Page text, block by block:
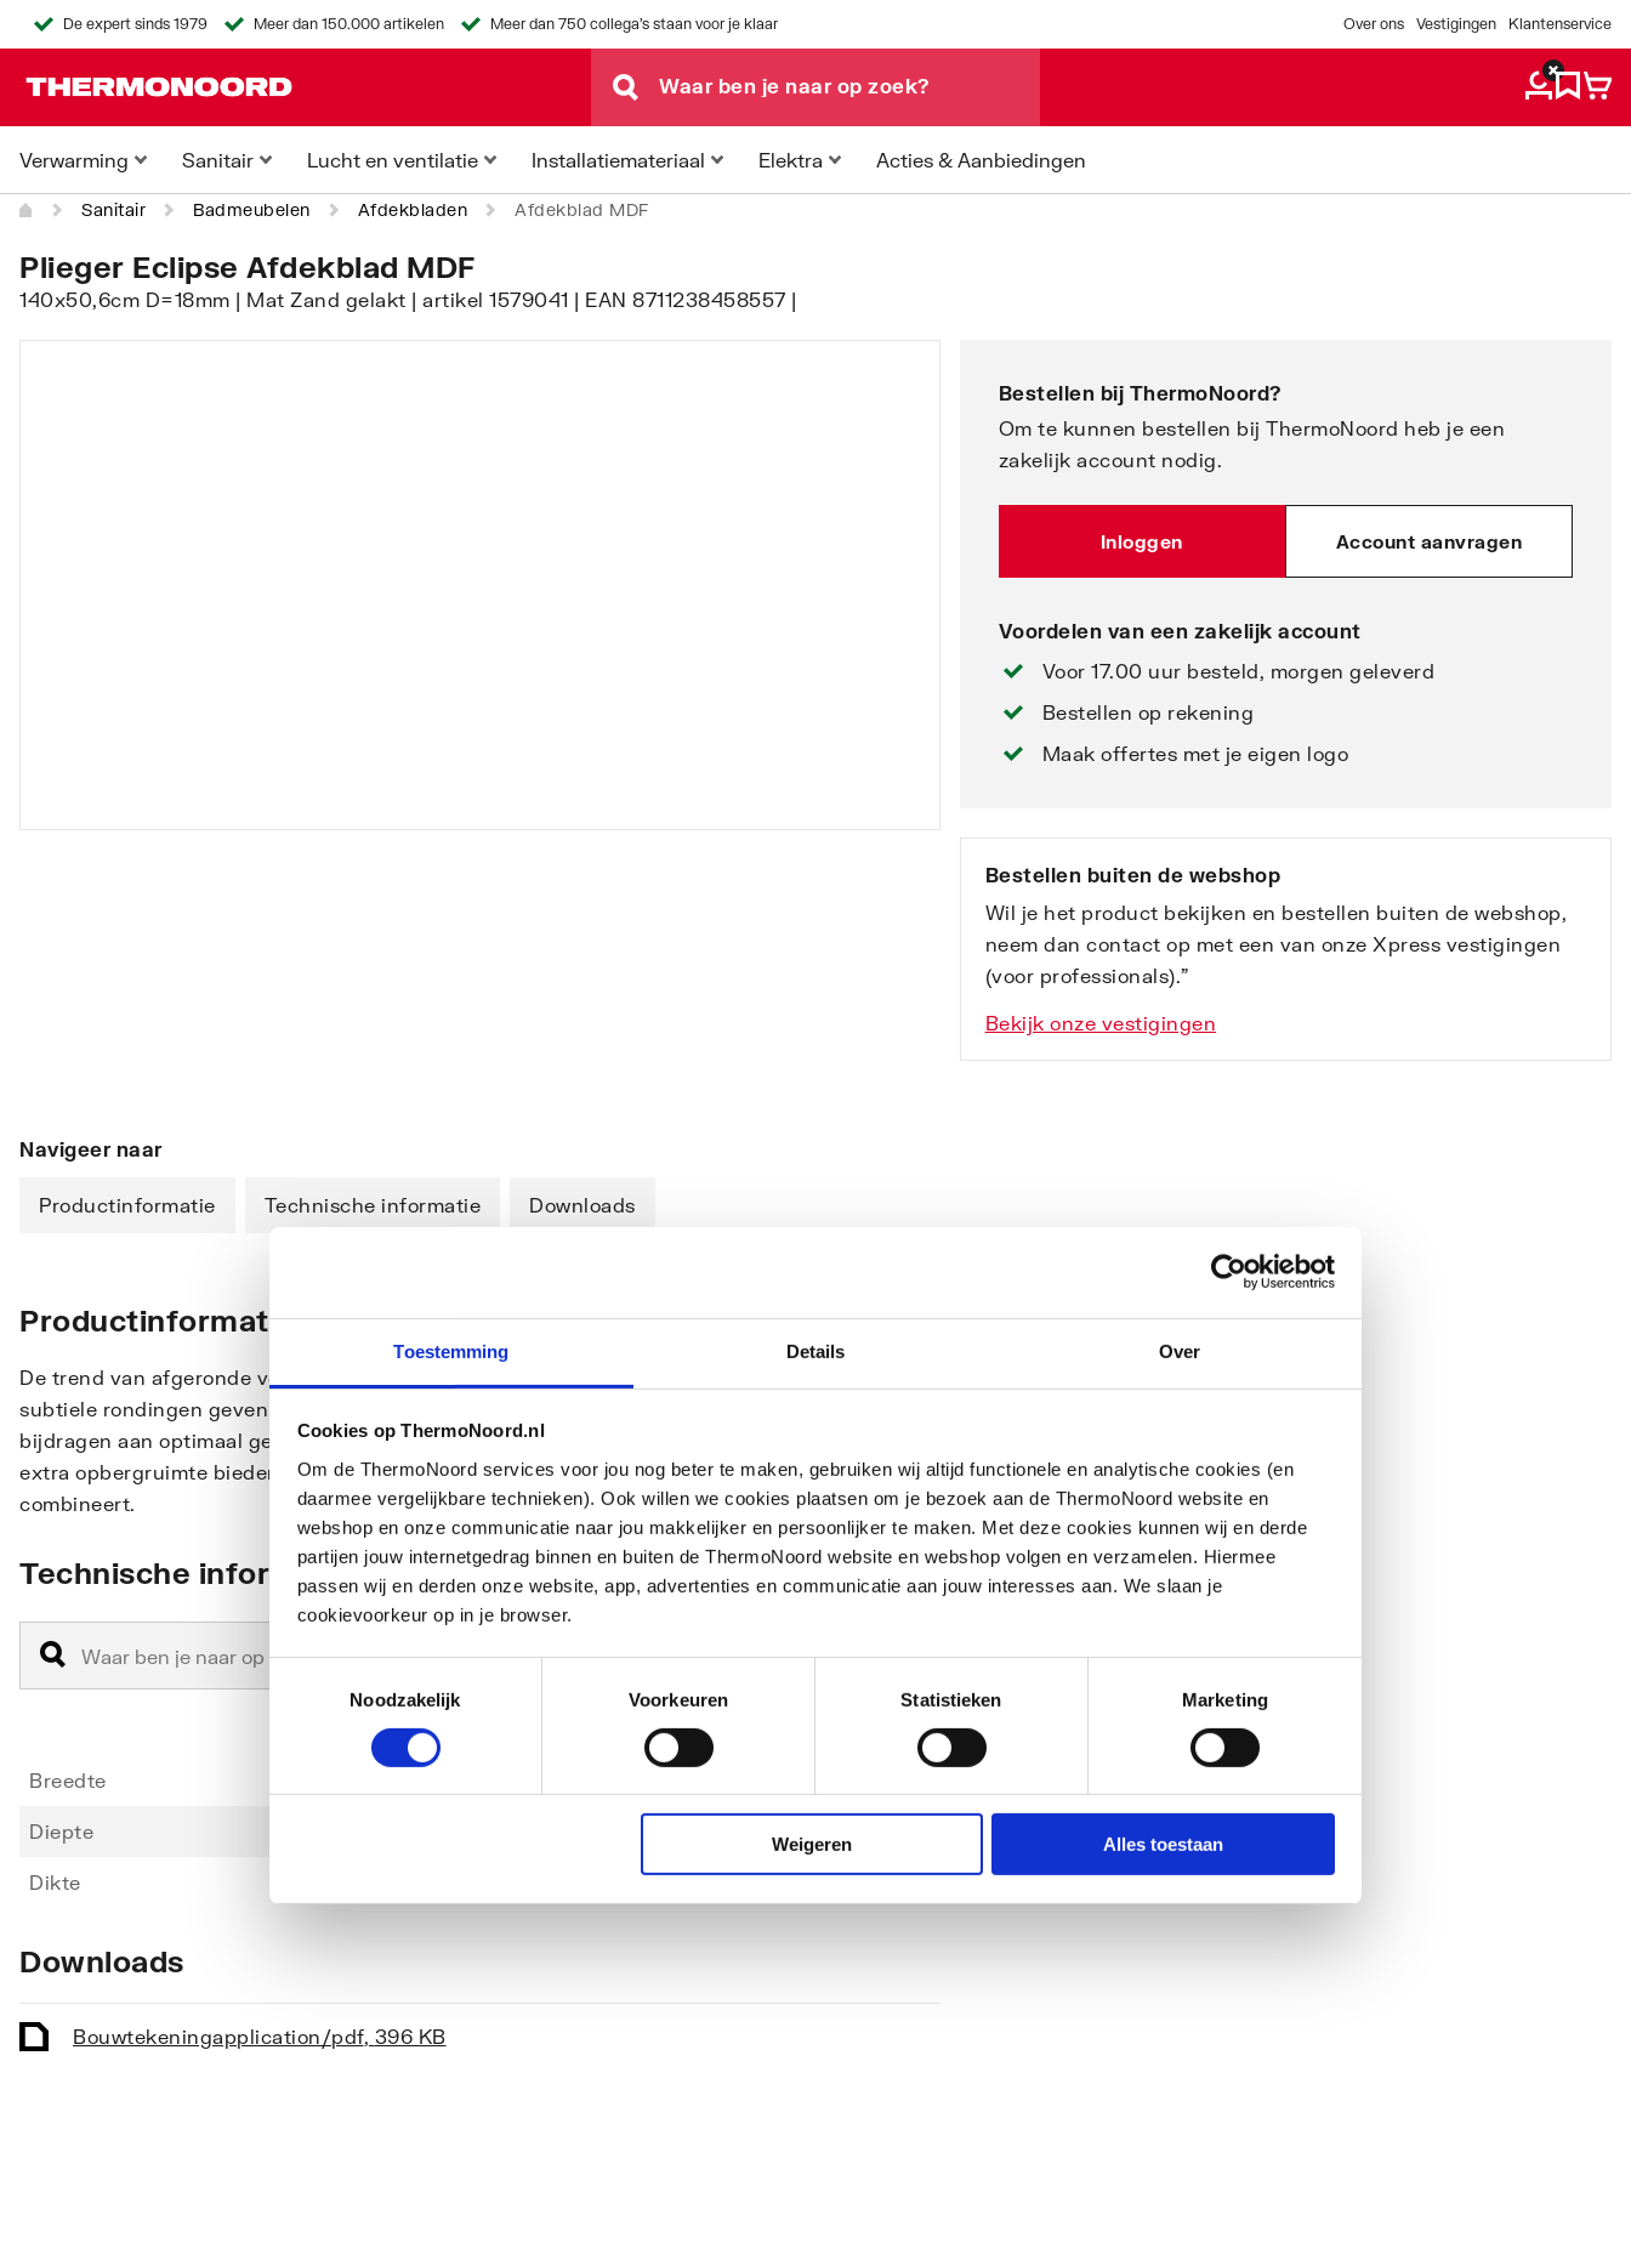
Toestemming Details Over
Cookies op ThermoNoord.nl
Om de ThermoNoord services voor jou nog beter te maken, gebruiken wij altijd functionele en analytische cookies (en
daarmee vergelijkbare technieken). Ook willen we cookies plaatsen om je bezoek aan de ThermoNoord website en
webshop en onze communicatie naar jou makkelijker en persoonlijker te maken. Met deze cookies kunnen wij en derde
partijen jouw internetgedrag binnen en buiten de ThermoNoord website en webshop volgen en verzamelen. Hiermee
passen wij en derden onze website, app, advertenties en communicatie aan jouw interesses aan. We slaan je
cookievoorkeur op in je browser.
Noodzakelijk
Voorkeuren Statistieken Marketing
Weigeren Alles toestaan
De expert sinds 1979 Meer dan 150.000 artikelen Meer dan 750 collega's staan voor je klaar Over ons Vestigingen Klantenservice
Verwarming Sanitair Lucht en ventilatie Installatiemateriaal Elektra Acties & Aanbiedingen
Sanitair Badmeubelen Afdekbladen Afdekblad MDF
Plieger Eclipse Afdekblad MDF
140x50,6cm D=18mm | Mat Zand gelakt | artikel 1579041 | EAN 8711238458557 |
Bestellen bij ThermoNoord?
Om te kunnen bestellen bij ThermoNoord heb je een
zakelijk account nodig.
Inloggen Account aanvragen
Voordelen van een zakelijk account
Voor 17.00 uur besteld, morgen geleverd
Bestellen op rekening
Maak offertes met je eigen logo
Bestellen buiten de webshop
Wil je het product bekijken en bestellen buiten de webshop,
neem dan contact op met een van onze Xpress vestigingen
(voor professionals).”
Bekijk onze vestigingen
Navigeer naar
Productinformatie Technische informatie Downloads
Productinformatie
De trend van afgeronde vormen komt in het Eclipse meubel tot in de perfectie tot uiting. De
subtiele rondingen geven het meubel een elegante uitstraling, terwijl slimme functionaliteiten
bijdragen aan optimaal gebruiksgemak. De ronde zijpanelen herbergen draaibare deuren die
extra opbergruimte bieden, een innovatieve oplossing die esthetiek en functionaliteit
combineert.
Technische informatie
Breedte
Diepte
Dikte
Downloads
Bouwtekeningapplication/pdf, 396 KB